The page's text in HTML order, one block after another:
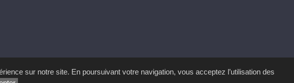
sur notre site. En poursuivant votre navigation, vous acceptez l’utilisation des